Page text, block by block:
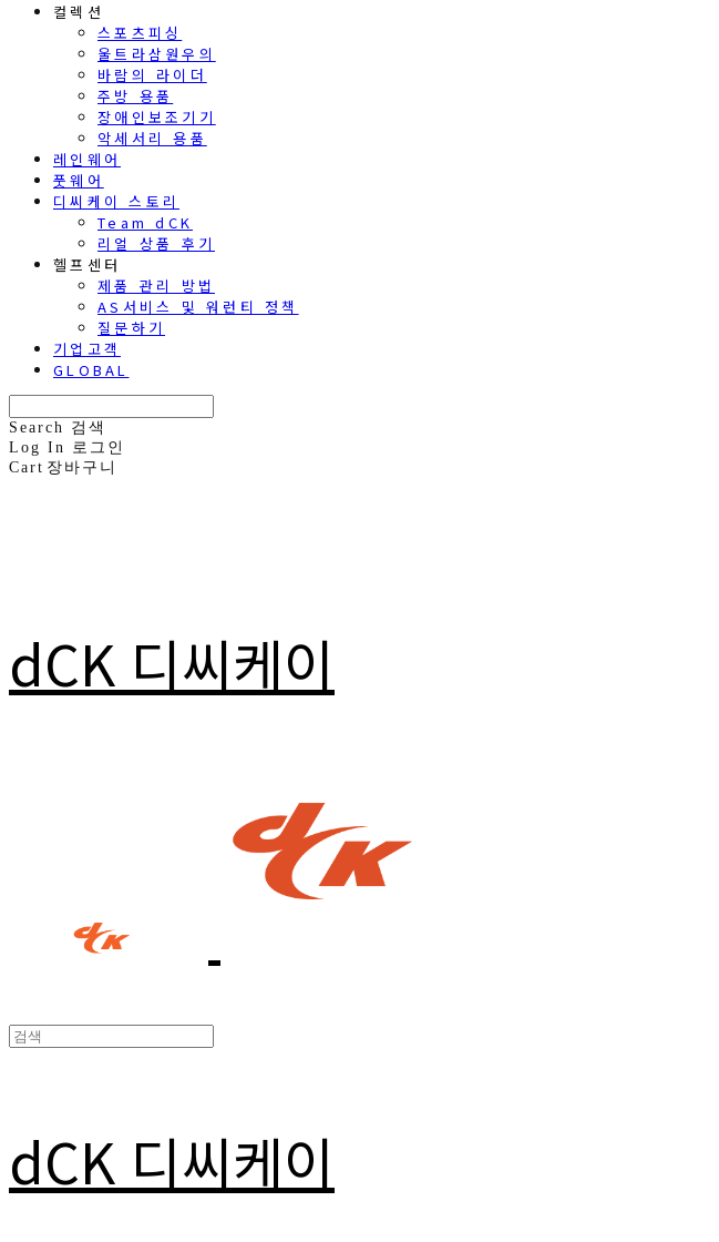
컬렉션
스포츠피싱
울트라삼원우의
바람의 라이더
주방 용품
장애인보조기기
악세서리 용품
레인웨어
풋웨어
디씨케이 스토리
Team dCK
리얼 상품 후기
헬프센터
제품 관리 방법
AS서비스 및 워런티 정책
질문하기
기업고객
GLOBAL
Search 검색
Log In 로그인
Cart 장바구니
dCK 디씨케이
dCK 디씨케이